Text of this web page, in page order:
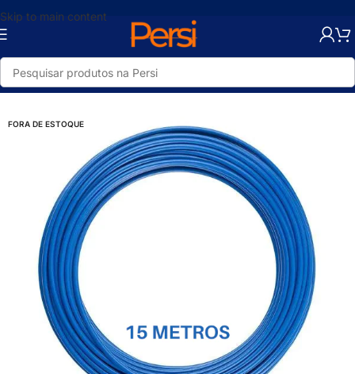
Skip to main content
Início/Loja/Elétrica/Fios e Cabos
FORA DE ESTOQUE